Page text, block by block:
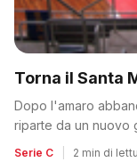
Torna il Santa
Dopo l'amaro
riparte da un nuovo
Serie C 2 min di